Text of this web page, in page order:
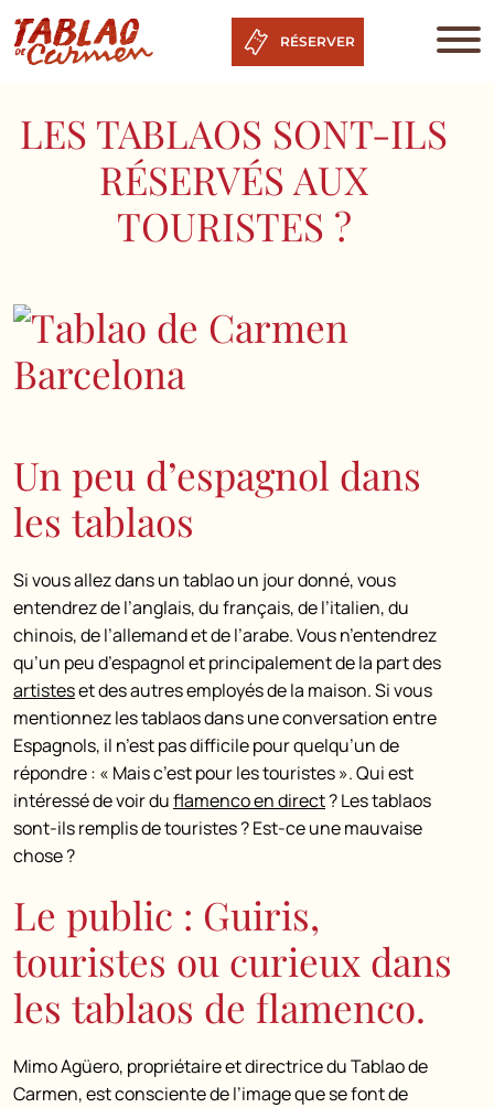
RÉSERVER
LES TABLAOS SONT-ILS
RÉSERVÉS AUX
TOURISTES ?
Un peu d’espagnol dans
les tablaos
Si vous allez dans un tablao un jour donné, vous
entendrez de l’anglais, du français, de l’italien, du
chinois, de l’allemand et de l’arabe. Vous n’entendrez
qu’un peu d’espagnol et principalement de la part des
artisteset des autres employés de la maison. Si vous
mentionnez les tablaos dans une conversation entre
Espagnols, il n’est pas difficile pour quelqu’un de
répondre : « Mais c’est pour les touristes ». Qui est
intéressé de voir duflamenco en direct? Les tablaos
sont-ils remplis de touristes ? Est-ce une mauvaise
chose ?
Le public : Guiris,
touristes ou curieux dans
les tablaos de flamenco.
Mimo Agüero, propriétaire et directrice du Tablao de
Carmen, est consciente de l’image que se font de